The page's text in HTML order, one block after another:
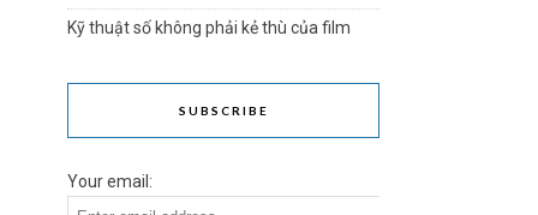
Kỹ thuật số không phải kẻ thù của film
SUBSCRIBE
Your email: